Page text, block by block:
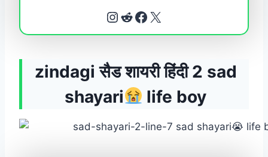
Instagram Reddit Facebook X
zindagi सैड शायरी हिंदी 2 sad
shayari
life boy